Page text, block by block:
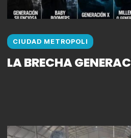
CIUDAD METROPOLI
LA BRECHA